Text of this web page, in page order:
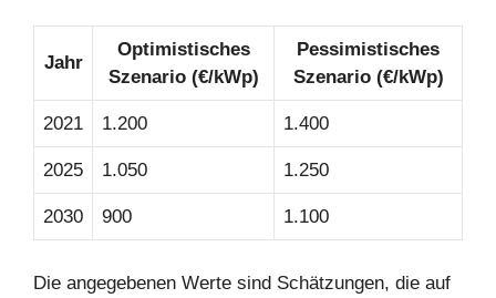
Jahr
Optimistisches
Szenario (€/kWp)
Pessimistisches
Szenario (€/kWp)
2021 1.200 1.400
2025 1.050 1.250
2030 900 1.100
Die angegebenen Werte sind Schätzungen, die auf